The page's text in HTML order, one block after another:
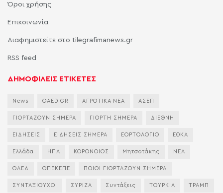
Όροι χρήσης
Επικοινωνία
Διαφημιστείτε στο tilegrafimanews.gr
RSS feed
ΔΗΜΟΦΙΛΕΙΣ ΕΤΙΚΕΤΕΣ
News OAED.GR ΑΓΡΟΤΙΚΑ ΝΕΑ ΑΣΕΠ
ΓΙΟΡΤΑΖΟΥΝ ΣΗΜΕΡΑ ΓΙΟΡΤΗ ΣΗΜΕΡΑ ΔΙΕΘΝΗ
ΕΙΔΗΣΕΙΣ ΕΙΔΗΣΕΙΣ ΣΗΜΕΡΑ ΕΟΡΤΟΛΟΓΙΟ ΕΦΚΑ
Ελλάδα ΗΠΑ ΚΟΡΟΝΟΙΟΣ Μητσοτάκης ΝΕΑ
ΟΑΕΔ ΟΠΕΚΕΠΕ ΠΟΙΟΙ ΓΙΟΡΤΑΖΟΥΝ ΣΗΜΕΡΑ
ΣΥΝΤΑΞΙΟΥΧΟΙ ΣΥΡΙΖΑ Συντάξεις ΤΟΥΡΚΙΑ ΤΡΑΜΠ